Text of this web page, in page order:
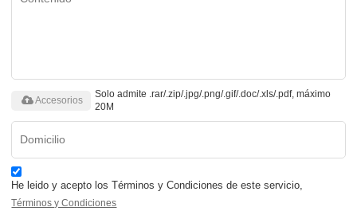
Solo admite .rar/.zip/.jpg/.png/.gif/.doc/.xls/.pdf, máximo
20M
Accesorios
He leido y acepto los Términos y Condiciones de este servicio,
Términos y Condiciones